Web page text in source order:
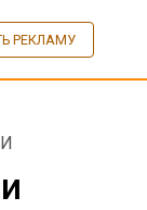
РЕКЛАМУ